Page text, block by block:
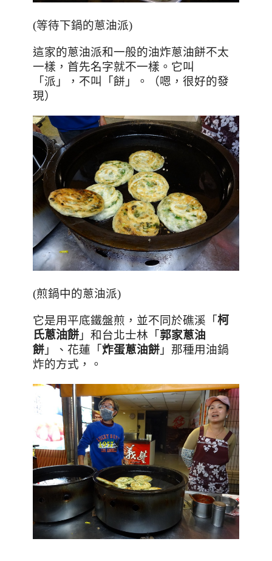
(等待下鍋的蔥油派)
這家的蔥油派和一般的油炸蔥油餅不太
一樣，首先名字就不一樣。它叫
「派」，不叫「餅」。（嗯，很好的發
現）
(煎鍋中的蔥油派)
它是用平底鐵盤煎，並不同於礁溪「 柯
氏蔥油餅 」和台北士林「 郭家蔥油
餅 」、花蓮「 炸蛋蔥油餅 」那種用油鍋
炸的方式，。